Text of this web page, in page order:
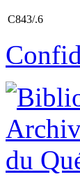
C843/.6